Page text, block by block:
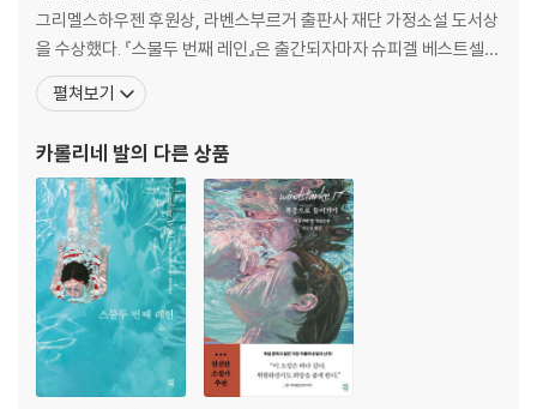
그리멜스하우젠 후원상, 라벤스부르거 출판사 재단 가정소설 도서상
을 수상했다. 『스물두 번째 레인』은 출간되자마자 슈피겔 베스트셀러
목록에 올랐고 30주 동안 20위 안에 들었으며, 2023년 독일 독립
서점이 가장 사랑한 책으로 선정되기도 했다. 2024년 5월에는 『스
람 세기 17(WINDSTAKE 17)』(가제)이
펼쳐보기
카롤리네 발의 다른 상품